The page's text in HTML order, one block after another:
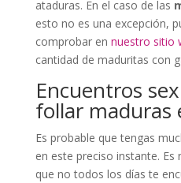
ataduras. En el caso de las
esto no es una excepción,
comprobar en nuestro sitio
cantidad de maduritas con
Encuentros
follar maduras
Es probable que tengas
en este preciso instante.
que no todos los días te